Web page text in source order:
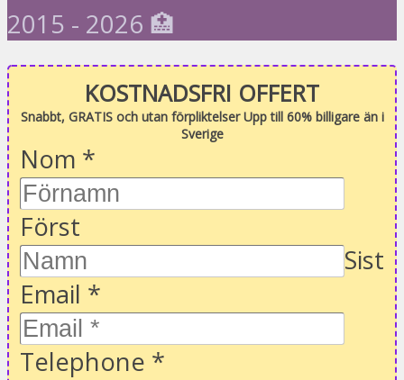
2015 - 2026 🏥
KOSTNADSFRI OFFERT
Snabbt, GRATIS och utan förpliktelser Upp till 60% billigare än i
Sverige
Nom *
Först
Sist
Email *
Telephone *